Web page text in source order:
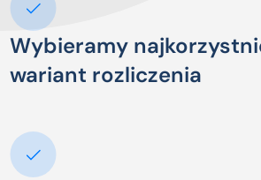
Wybieramy
wariant rozliczenia